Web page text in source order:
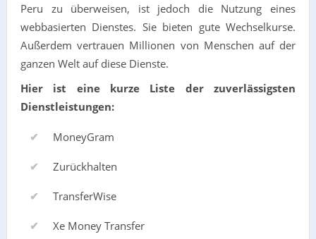
Peru zu überweisen, ist jedoch die Nutzung eines
webbasierten Dienstes. Sie bieten gute Wechselkurse.
Außerdem vertrauen Millionen von Menschen auf der
ganzen Welt auf diese Dienste.
Hier ist eine kurze Liste der zuverlässigsten
Dienstleistungen:
MoneyGram
Zurückhalten
TransferWise
Xe Money Transfer